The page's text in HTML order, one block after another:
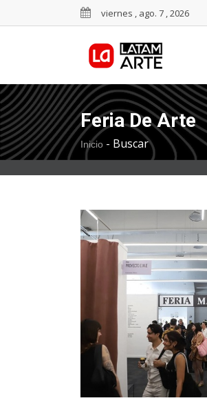
viernes , ago. 7 , 2026
Feria De Arte
Inicio - Buscar